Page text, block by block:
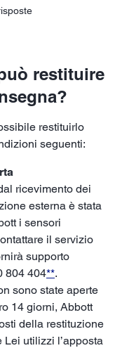
restituire
restituirlo
seguenti:
ricevimento dei
esterna è stata
i sensori
il servizio
supporto
804 404**.
sono state aperte
14 giorni, Abbott
della restituzione
utilizzi l’apposta